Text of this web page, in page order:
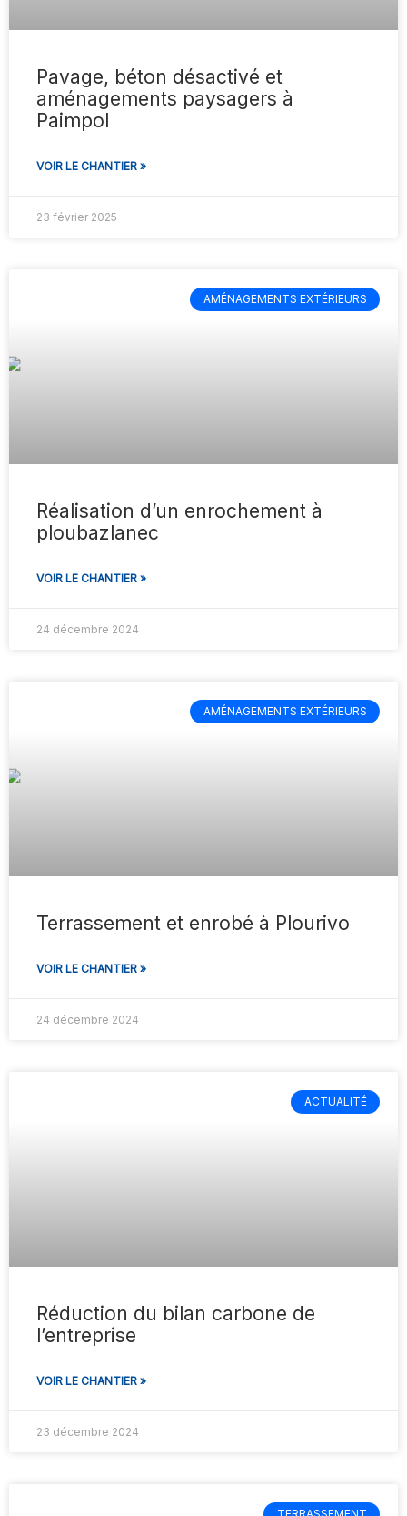
Pavage, béton désactivé et
aménagements paysagers à
Paimpol
VOIR LE CHANTIER »
23 février 2025
AMÉNAGEMENTS EXTÉRIEURS
Réalisation d’un enrochement à
ploubazlanec
VOIR LE CHANTIER »
24 décembre 2024
AMÉNAGEMENTS EXTÉRIEURS
Terrassement et enrobé à Plourivo
VOIR LE CHANTIER »
24 décembre 2024
ACTUALITÉ
Réduction du bilan carbone de
l’entreprise
VOIR LE CHANTIER »
23 décembre 2024